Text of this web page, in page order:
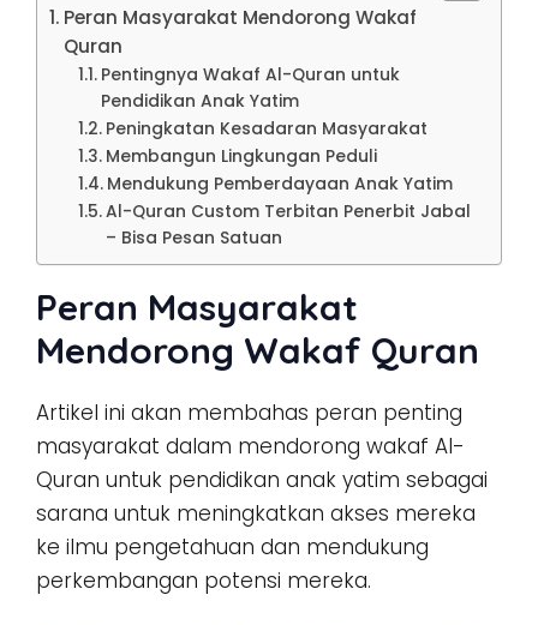
Peran Masyarakat Mendorong Wakaf
Quran
Pentingnya Wakaf Al-Quran untuk
Pendidikan Anak Yatim
Peningkatan Kesadaran Masyarakat
Membangun Lingkungan Peduli
Mendukung Pemberdayaan Anak Yatim
Al-Quran Custom Terbitan Penerbit Jabal
– Bisa Pesan Satuan
Peran Masyarakat
Mendorong Wakaf Quran
Artikel ini akan membahas peran penting
masyarakat dalam mendorong wakaf Al-
Quran untuk pendidikan anak yatim sebagai
sarana untuk meningkatkan akses mereka
ke ilmu pengetahuan dan mendukung
perkembangan potensi mereka.